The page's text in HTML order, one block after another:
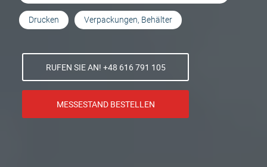
Drucken Verpackungen, Behälter
RUFEN SIE AN! +48 616 791 105
MESSESTAND BESTELLEN